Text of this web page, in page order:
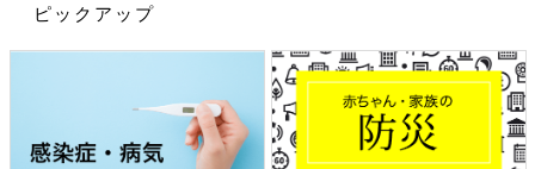
ピックアップ